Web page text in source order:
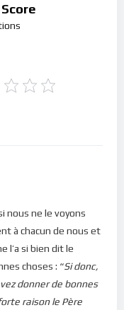
nous ne le voyons
à chacun de nous et
l’a si bien dit le
choses : “Si donc,
donner de bonnes
raison le Père